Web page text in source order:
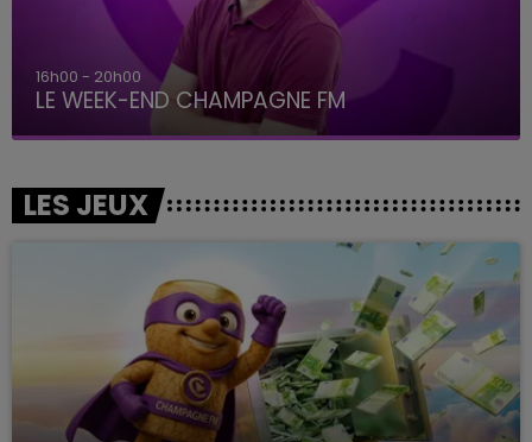
16h00 - 20h00
LE WEEK-END CHAMPAGNE FM
LES JEUX